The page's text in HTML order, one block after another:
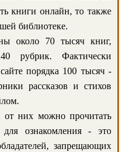
книги онлайн, то также
библиотеке.
около 70 тысяч книг,
рубрик. Фактически
порядка 100 тысяч -
рассказов и стихов
них можно прочитать
ознакомления - это
запрещающих